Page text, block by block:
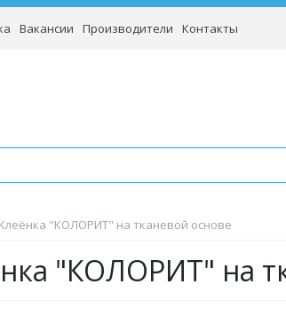
Вакансии Производители Контакты
Клеёнка "КОЛОРИТ" на тканевой основе
"КОЛОРИТ" на